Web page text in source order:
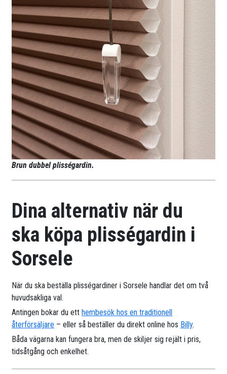
Brun dubbel plisségardin.
Dina alternativ när du
ska köpa plisségardin i
Sorsele
När du ska beställa plisségardiner i Sorsele handlar det om två
huvudsakliga val.
Antingen bokar du etthembesök hos en traditionell
återförsäljare – eller så beställer du direkt online hos Billy.
Båda vägarna kan fungera bra, men de skiljer sig rejält i pris,
tidsåtgång och enkelhet.